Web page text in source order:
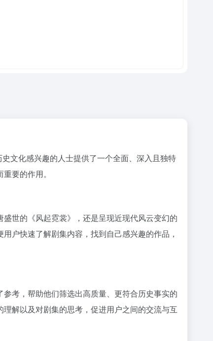
文化感兴趣的人士提供了一个全面、深入且独特
要的作用。
世的《风起霓裳》，还是呈现近现代风云变幻的
户快速了解剧集内容，找到自己感兴趣的作品，
考，帮助他们筛选出高质量、更符合历史事实的
解以及对剧集的思考，促进用户之间的交流与互